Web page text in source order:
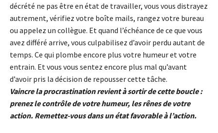
décrété ne pas être en état de travailler, vous vous distrayez
autrement, vérifiez votre boîte mails, rangez votre bureau
ou appelez un collègue. Et quand l’échéance de ce que vous
avez différé arrive, vous culpabilisez d’avoir perdu autant de
temps. Ce qui plombe encore plus votre humeur et votre
entrain. Et vous vous sentez encore plus mal qu’avant
d’avoir pris la décision de repousser cette tâche.
Vaincre la procrastination revient à sortir de cette boucle :
prenez le contrôle de votre humeur, les rênes de votre
action. Remettez-vous dans un état favorable à l’action.